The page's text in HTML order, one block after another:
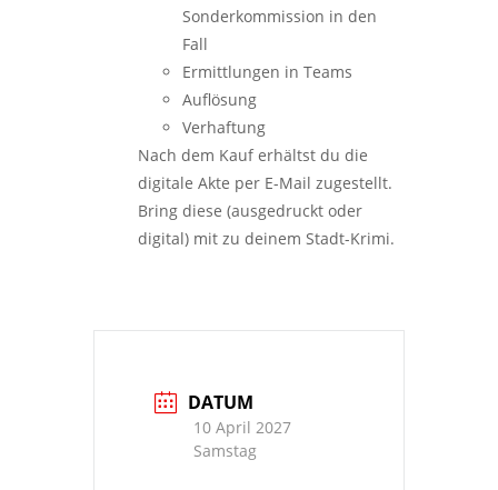
Sonderkommission in den
Fall
Ermittlungen in Teams
Auflösung
Verhaftung
Nach dem Kauf erhältst du die
digitale Akte per E-Mail zugestellt.
Bring diese (ausgedruckt oder
digital) mit zu deinem Stadt-Krimi.
DATUM
10 April 2027
Samstag